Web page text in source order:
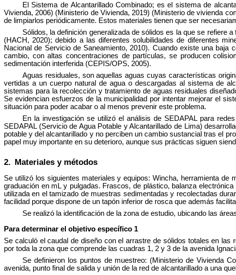
El Sistema de Alcantarillado Combinado; es el sistema de
Vivienda, 2006) (Ministerio de Vivienda, 2019) (Ministerio de vivienda
de limpiarlos periódicamente. Estos materiales tienen que ser
Sólidos, la definición generalizada de sólidos es la que se refiere
(HACH, 2020); debido a las diferentes solubilidades de diferentes
Nacional de Servicio de Saneamiento, 2010). Cuando existe una
cambio, con altas concentraciones de partículas, se producen
sedimentación interferida (CEPIS/OPS, 2005).
Aguas residuales, son aquellas aguas cuyas características
vertidas a un cuerpo natural de agua o descargadas al sistema de
sistemas para la recolección y tratamiento de aguas residuales
Se evidencian esfuerzos de la municipalidad por intentar mejorar el
situación para poder acabar o al menos prevenir este problema.
En la investigación se utilizó el análisis de SEDAPAL para
SEDAPAL (Servicio de Agua Potable y Alcantarillado de Lima)
potable y del alcantarillado y no perciben un cambio sustancial tras el
papel muy importante en su deterioro, aunque sus prácticas siguen
2. Materiales y métodos
Se utilizó los siguientes materiales y equipos: Wincha, herramienta
graduación en mL y pulgadas. Frascos, de plástico, balanza
utilizada en el tamizado de muestras sedimentadas y recolectadas
facilidad porque dispone de un tapón inferior de rosca que además
Se realizó la identificación de la zona de estudio, ubicando las
Para determinar el objetivo específico 1
Se calculó el caudal de diseño con el arrastre de sólidos totales en
por toda la zona que comprende las cuadras 1, 2 y 3 de la avenida
Se definieron los puntos de muestreo: (Ministerio de Vivienda
avenida, punto final de salida y unión de la red de alcantarillado a una